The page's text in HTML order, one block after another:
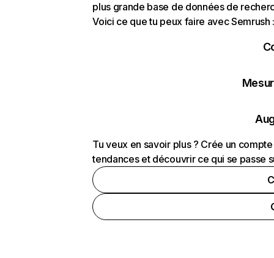
plus grande base de données de
Voici ce que tu peux faire avec Semrush
Tu veux en savoir plus ? Crée un
tendances et découvrir ce qui se passe